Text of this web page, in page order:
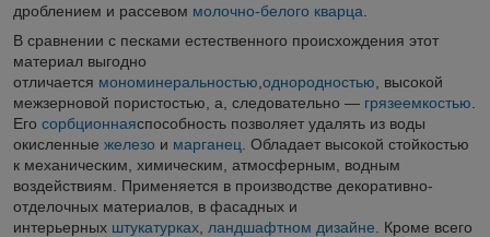
дроблением и рассевом молочно-белого кварца
В сравнении с песками естественного происхождения этот
материал выгодно
отличается мономинеральностью однородностью , высокой
межзерновой пористостью, а, следовательно — грязеемкостью
Его сорбционнаяспособность позволяет удалять из воды
окисленные железо и марганец . Обладает высокой стойкостью
к механическим, химическим, атмосферным, водным
воздействиям. Применяется в производстве декоративно-
отделочных материалов, в фасадных и
интерьерных штукатурках ландшафтном дизайне . Кроме всего